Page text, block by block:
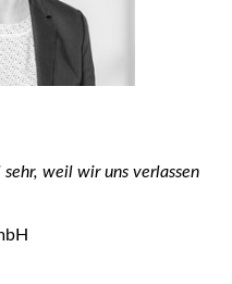
weil wir uns verlassen